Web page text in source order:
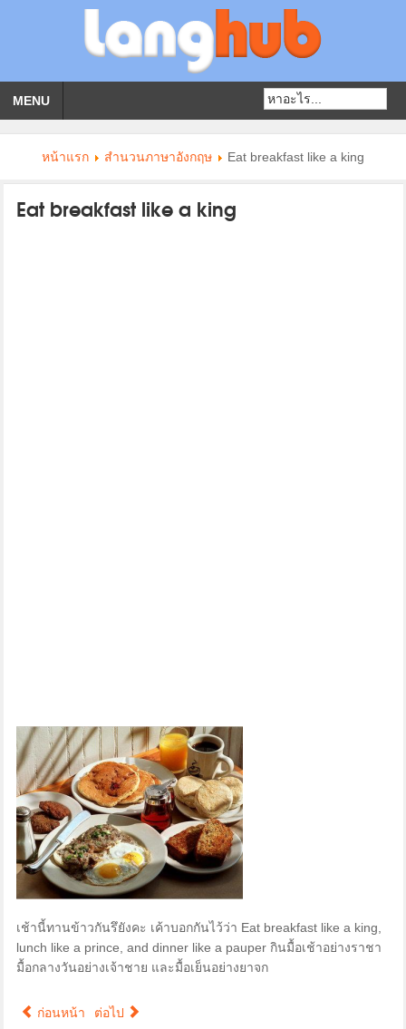
MENU
หน้าแรก สำนวนภาษาอังกฤษ Eat breakfast like a king
Eat breakfast like a king
เช้านี้ทานข้าวกันรึยังคะ เค้าบอกกันไว้ว่า Eat breakfast like a king,
lunch like a prince, and dinner like a pauper กินมื้อเช้าอย่างราชา
มื้อกลางวันอย่างเจ้าชาย และมื้อเย็นอย่างยาจก
ก่อนหน้า ต่อไป